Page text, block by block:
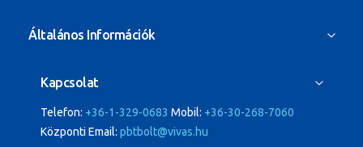
Általános Információk
Kapcsolat
Telefon: +36-1-329-0683 Mobil: +36-30-268-7060
Központi Email: pbtbolt@vivas.hu